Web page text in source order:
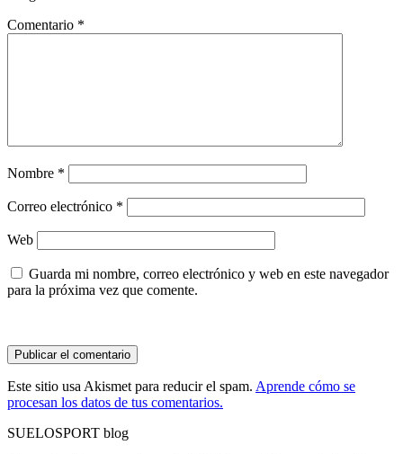
Comentario *
Nombre *
Correo electrónico *
Web
Guarda mi nombre, correo electrónico y web en este navegador
para la próxima vez que comente.
Este sitio usa Akismet para reducir el spam. Aprende cómo se
procesan los datos de tus comentarios.
SUELOSPORT blog